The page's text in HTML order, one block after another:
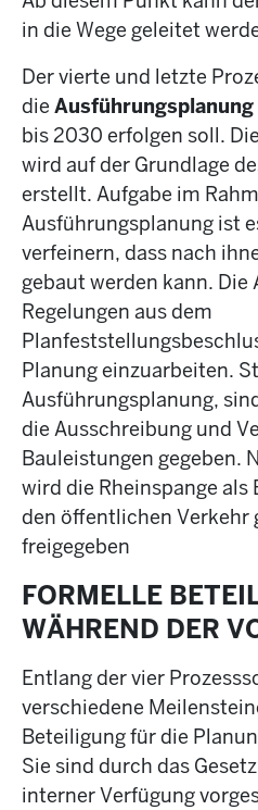
in die Wege geleitet
Der vierte und letzte
die Ausführungsplanung
bis 2030 erfolgen soll.
wird auf der Grundlage
erstellt. Aufgabe im
Ausführungsplanung ist
verfeinern, dass nach
gebaut werden kann. Die
Regelungen aus dem
Planung einzuarbeiten.
Ausführungsplanung,
die Ausschreibung und
Bauleistungen gegeben.
wird die Rheinspange
den öffentlichen Verkehr
freigegeben
FORMELLE
WÄHREND DER
Entlang der vier
verschiedene
Beteiligung für die
Sie sind durch das
interner Verfügung